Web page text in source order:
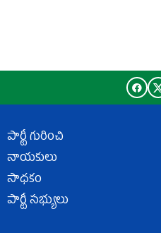
పార్టీ గురించి
నాయకులు
సాధకం
పార్టీ సభ్యులు